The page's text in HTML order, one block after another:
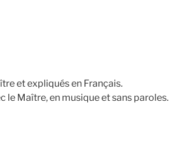
et expliqués en Français.
le Maître, en musique et sans paroles.